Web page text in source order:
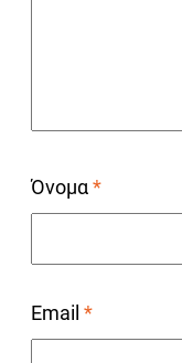
Όνομα*
Email *